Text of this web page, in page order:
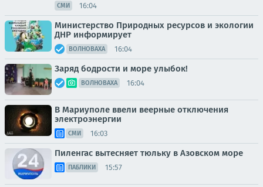
СМИ 16:04
Министерство Природных ресурсов и экологии
ДНР информирует
ВОЛНОВАХА 16:04
Заряд бодрости и море улыбок!
ВОЛНОВАХА 16:04
В Мариуполе ввели веерные отключения
электроэнергии
СМИ 16:03
Пиленгас вытесняет тюльку в Азовском море
ПАБЛИКИ 15:57